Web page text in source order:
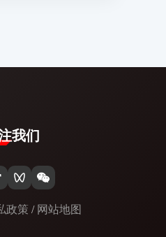
我们
政策 / 网站地图